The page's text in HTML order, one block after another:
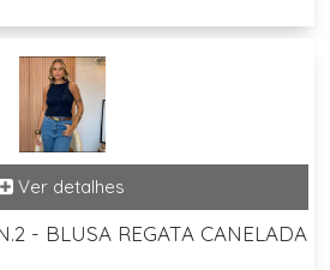
- BLUSA REGATA CANELADA